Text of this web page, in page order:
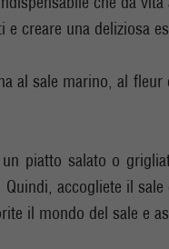
creare una deliziosa
al sale marino, al
piatto salato o
accogliete il
il mondo del sale e